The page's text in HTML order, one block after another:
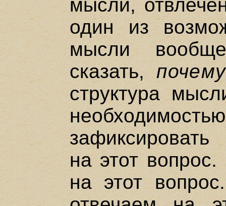
мысли,
один из
мысли
сказать,почему
структура
зафиксировать
на этот
на этот